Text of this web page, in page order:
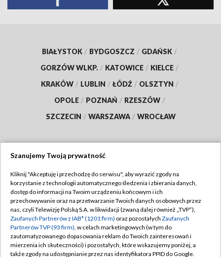
BIAŁYSTOK / BYDGOSZCZ / GDAŃSK /
GORZÓW WLKP. / KATOWICE / KIELCE /
KRAKÓW / LUBLIN / ŁÓDŹ / OLSZTYN /
OPOLE / POZNAŃ / RZESZÓW /
SZCZECIN / WARSZAWA / WROCŁAW
TVP
Abonament TVP
Emisja w TVP
Centrum informacji TVP
Naziemna Telewizja Cyfrowa
Regulamin TVP
Polityka prywatności
Moje zgody
Pomoc
Szanujemy Twoją prywatność
Kliknij "Akceptuję i przechodzę do serwisu", aby wyrazić zgody na
korzystanie z technologii automatycznego śledzenia i zbierania danych,
dostęp do informacji na Twoim urządzeniu końcowym i ich
przechowywanie oraz na przetwarzanie Twoich danych osobowych przez
nas, czyli Telewizję Polską S.A. w likwidacji (zwaną dalej również „TVP”),
Zaufanych Partnerów z IAB* (1201 firm) oraz pozostałych Zaufanych
Partnerów TVP (93 firm), w celach marketingowych (w tym do
zautomatyzowanego dopasowania reklam do Twoich zainteresowań i
mierzenia ich skuteczności) i pozostałych, które wskazujemy poniżej, a
także zgody na udostępnianie przez nas identyfikatora PPID do Google.